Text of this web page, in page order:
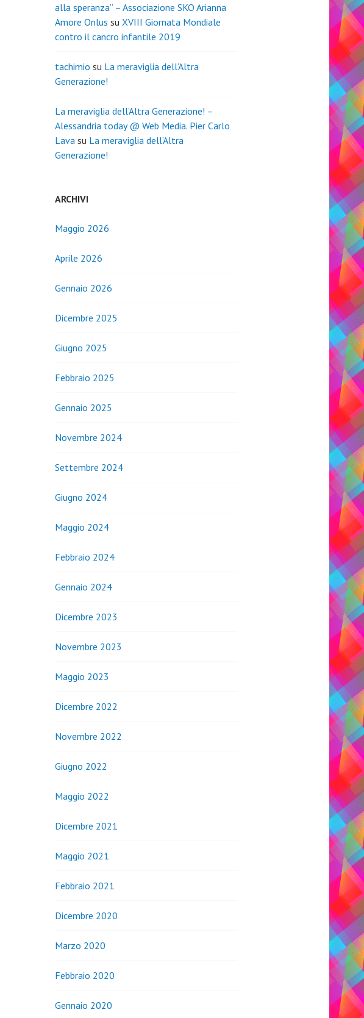
alla speranza” – Associazione SKO Arianna
Amore Onlus su XVIII Giornata Mondiale
contro il cancro infantile 2019
tachimio su La meraviglia dell’Altra
Generazione!
La meraviglia dell’Altra Generazione! –
Alessandria today @ Web Media. Pier Carlo
Lava su La meraviglia dell’Altra
Generazione!
ARCHIVI
Maggio 2026
Aprile 2026
Gennaio 2026
Dicembre 2025
Giugno 2025
Febbraio 2025
Gennaio 2025
Novembre 2024
Settembre 2024
Giugno 2024
Maggio 2024
Febbraio 2024
Gennaio 2024
Dicembre 2023
Novembre 2023
Maggio 2023
Dicembre 2022
Novembre 2022
Giugno 2022
Maggio 2022
Dicembre 2021
Maggio 2021
Febbraio 2021
Dicembre 2020
Marzo 2020
Febbraio 2020
Gennaio 2020